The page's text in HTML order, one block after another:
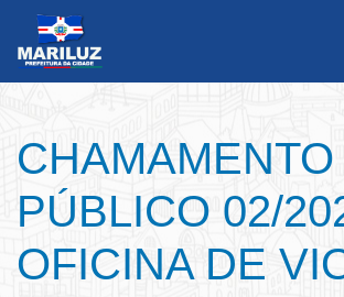
CHAMAMENTO
PÚBLICO 02/
OFICINA DE